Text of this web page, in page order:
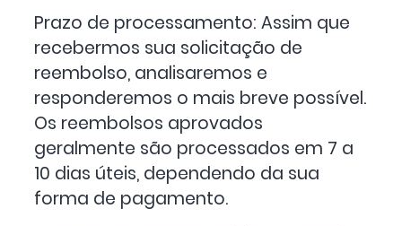
Prazo de processamento: Assim que
recebermos sua solicitação de
reembolso, analisaremos e
responderemos o mais breve possível.
Os reembolsos aprovados
geralmente são processados em 7 a
10 dias úteis, dependendo da sua
forma de pagamento.